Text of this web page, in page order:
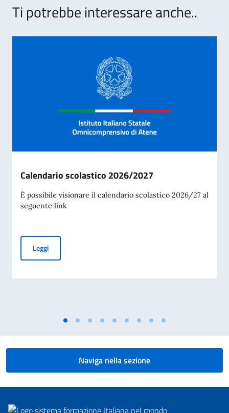
Ti potrebbe interessare anche..
Calendario scolastico 2026/2027
È possibile visionare il calendario scolastico 2026/27 al
seguente link
LeggiCalendario scolastico 2026/2027
Naviga nella sezione